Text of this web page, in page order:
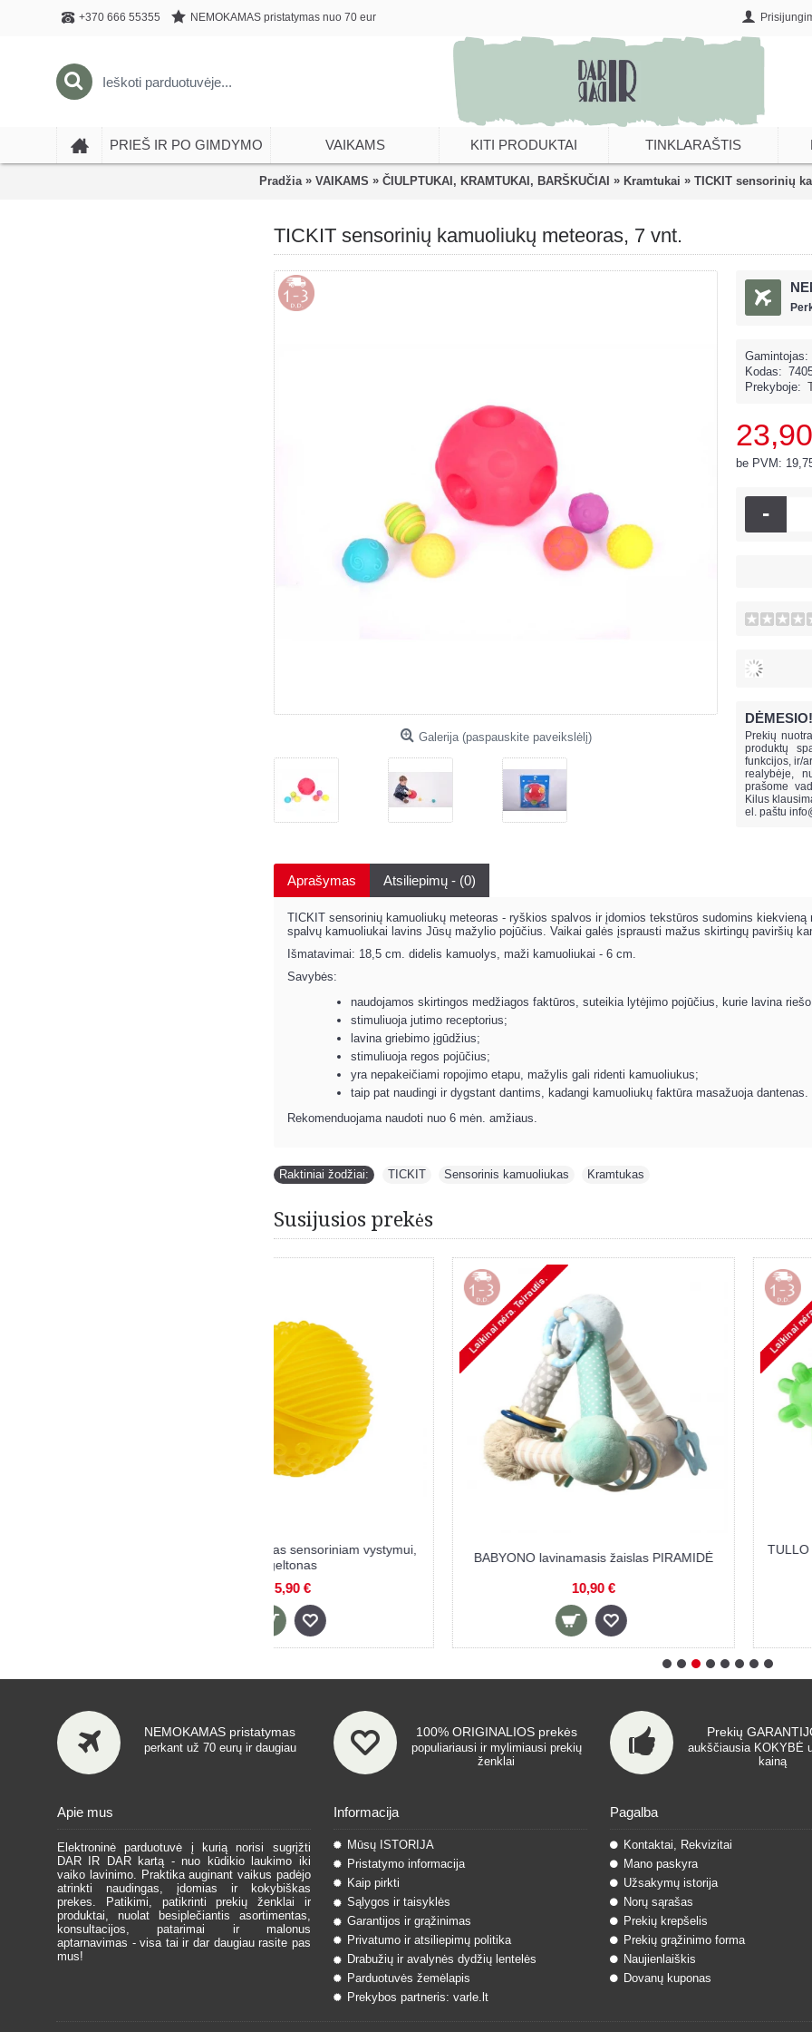
+370 666 55355 NEMOKAMAS pristatymas nuo 70 eur
PRIEŠ IR PO GIMDYMO VAIKAMS KITI PRODUKTAI TINKLARAŠTIS
Pradžia » VAIKAMS » ČIULPTUKAI, KRAMTUKAI, BARŠKUČIAI » Kramtukai » TICKIT sensorinių
TICKIT sensorinių kamuoliukų meteoras, 7 vnt.
Galerija (paspauskite paveikslėlį)
Gamintojas:
Kodas:
Prekyboje:
be PVM:
-
DĖMESIO!
Prekių
produktų
funkcijos, ir/
realybėje, n
prašome
Kilus
el. paštu
Aprašymas Atsiliepimų - (0)
TICKIT sensorinių kamuoliukų meteoras - ryškios spalvos ir įdomios tekstūros sudomins
spalvų kamuoliukai lavins Jūsų mažylio pojūčius. Vaikai galės įsprausti mažus skirtingų paviršių
Išmatavimai: 18,5 cm. didelis kamuolys, maži kamuoliukai - 6 cm.
Savybės:
naudojamos skirtingos medžiagos faktūros, suteikia lytėjimo pojūčius, kurie lavina
stimuliuoja jutimo receptorius;
lavina griebimo įgūdžius;
stimuliuoja regos pojūčius;
yra nepakeičiami ropojimo etapu, mažylis gali ridenti kamuoliukus;
taip pat naudingi ir dygstant dantims, kadangi kamuoliukų faktūra masažuoja dantenas.
Rekomenduojama naudoti nuo 6 mėn. amžiaus.
Raktiniai žodžiai: TICKIT Sensorinis kamuoliukas Kramtukas
Susijusios prekės
BABYONO lavinamasis žaislas PIRAMIDĖ
10,90 €
TULLO kamuoliukai sensoriniam
vnt.
NEMOKAMAS pristatymas
perkant už 70 eurų ir daugiau
100% ORIGINALIOS prekės
populiariausi ir mylimiausi prekių
ženklai
Prekių
aukščiausia KOKYBĖ
kainą
Apie mus
Elektroninė parduotuvė į kurią norisi sugrįžti
DAR IR DAR kartą - nuo kūdikio laukimo iki
vaiko lavinimo. Praktika auginant vaikus padėjo
atrinkti naudingas, įdomias ir kokybiškas
prekes. Patikimi, patikrinti prekių ženklai ir
produktai, nuolat besiplečiantis asortimentas,
konsultacijos, patarimai ir malonus
aptarnavimas - visa tai ir dar daugiau rasite pas
mus!
Informacija
Mūsų ISTORIJA
Pristatymo informacija
Kaip pirkti
Sąlygos ir taisyklės
Garantijos ir grąžinimas
Privatumo ir atsiliepimų politika
Drabužių ir avalynės dydžių lentelės
Parduotuvės žemėlapis
Prekybos partneris: varle.lt
Pagalba
Kontaktai, Rekvizitai
Mano paskyra
Užsakymų istorija
Norų sąrašas
Prekių krepšelis
Prekių grąžinimo forma
Naujienlaiškis
Dovanų kuponas